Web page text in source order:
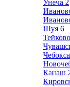
Унеча 2
Шуя 6
Тейково
Канаш